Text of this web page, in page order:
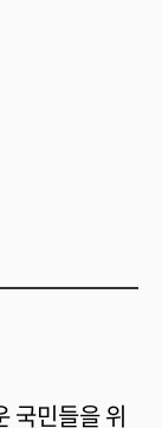
국민들을 위